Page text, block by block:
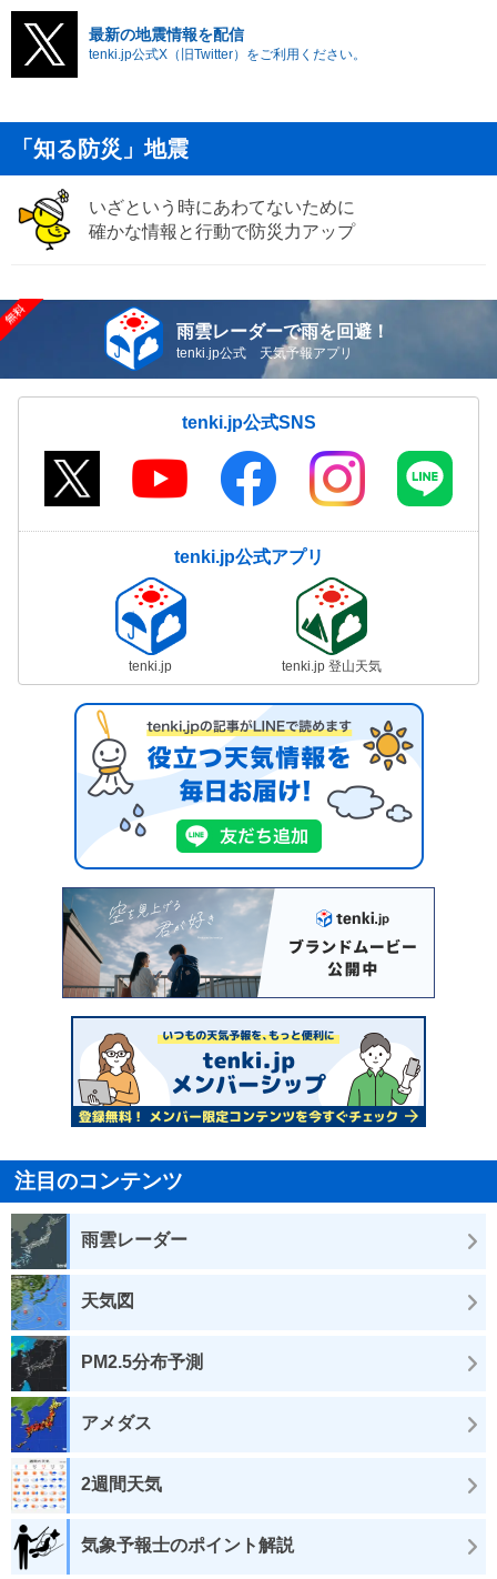
最新の地震情報を配信
tenki.jp公式X（旧Twitter）をご利用ください。
「知る防災」地震
いざという時にあわてないために
確かな情報と行動で防災力アップ
雨雲レーダーで雨を回避！
tenki.jp公式 天気予報アプリ
tenki.jp公式SNS
tenki.jp公式アプリ
tenki.jp tenki.jp 登山天気
注目のコンテンツ
雨雲レーダー
天気図
PM2.5分布予測
アメダス
2週間天気
気象予報士のポイント解説